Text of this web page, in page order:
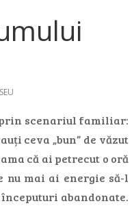
prin scenariul familiar:
ceva „bun” de văzut
că ai petrecut o oră
mai ai energie să-l
abandonate.